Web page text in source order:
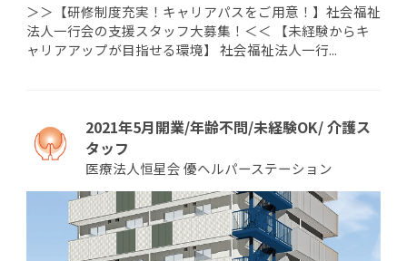
＞＞【研修制度充実！キャリアパスをご用意！】社会福祉
法人一行会の支援スタッフ大募集！＜＜ 【未経験からキ
ャリアアップが目指せる環境】 社会福祉法人一行...
2021年5月開業/年齢不問/未経験OK/ 介護ス
タッフ
医療法人恒星会 優ヘルパーステーション